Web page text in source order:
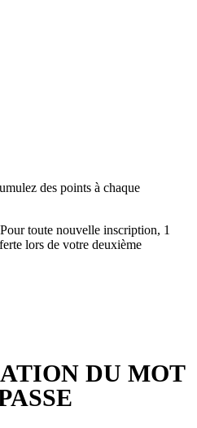
des points à chaque
toute nouvelle inscription, 1
lors de votre deuxième
DU MOT